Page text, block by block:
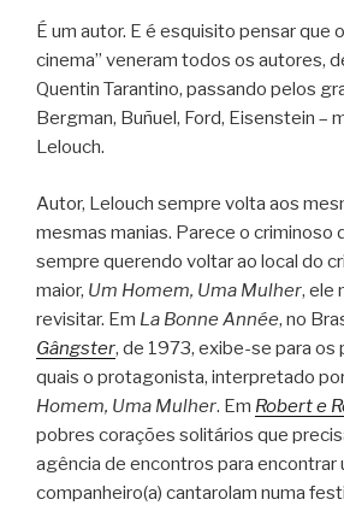
É um autor. E é esquisito pensar que
cinema” veneram todos os autores,
Quentin Tarantino, passando pelos
Bergman, Buñuel, Ford, Eisenstein –
Lelouch.
Autor, Lelouch sempre volta aos
mesmas manias. Parece o criminoso
sempre querendo voltar ao local do
maior, Um Homem, Uma Mulher, ele
revisitar. Em La Bonne Année, no
Gângster, de 1973, exibe-se para os
quais o protagonista, interpretado
Homem, Uma Mulher. Em Robert e
pobres corações solitários que
agência de encontros para encontrar
companheiro(a) cantarolam numa